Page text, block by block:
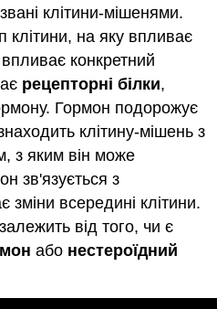
клітини-мішенями.
клітини, на яку впливає
конкретний
рецепторні білки,
Гормон подорожує
клітину-мішень з
з яким він може
зв'язується з
всередині клітини.
від того, чи є
або нестероїдний